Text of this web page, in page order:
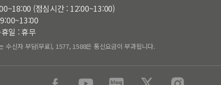
(점심시간 : 12:00~13:00)
일 : 휴무
수신자 부담(무료), 1577, 1588은 통신요금이 부과됩니다.